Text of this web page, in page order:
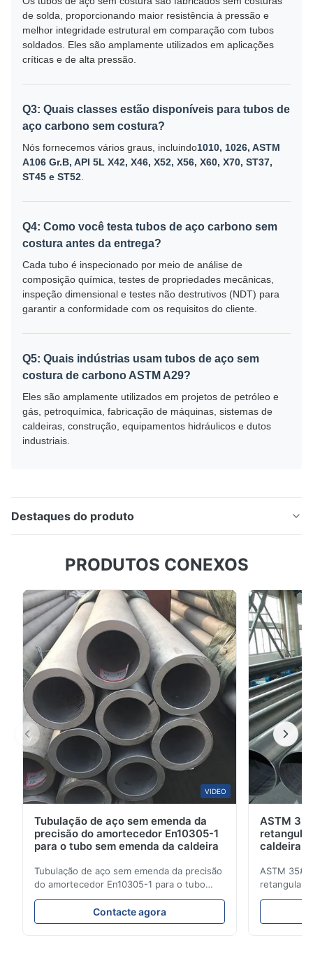
de solda, proporcionando maior resistência à pressão e
melhor integridade estrutural em comparação com tubos
soldados. Eles são amplamente utilizados em aplicações
críticas e de alta pressão.
Q3: Quais classes estão disponíveis para tubos de
aço carbono sem costura?
Nós fornecemos vários graus, incluindo1010, 1026, ASTM
A106 Gr.B, API 5L X42, X46, X52, X56, X60, X70, ST37,
ST45 e ST52.
Q4: Como você testa tubos de aço carbono sem
costura antes da entrega?
Cada tubo é inspecionado por meio de análise de
composição química, testes de propriedades mecânicas,
inspeção dimensional e testes não destrutivos (NDT) para
garantir a conformidade com os requisitos do cliente.
Q5: Quais indústrias usam tubos de aço sem
costura de carbono ASTM A29?
Eles são amplamente utilizados em projetos de petróleo e
gás, petroquímica, fabricação de máquinas, sistemas de
caldeiras, construção, equipamentos hidráulicos e dutos
industriais.
Destaques do produto
tubulação laminada a alta temperatura do petróleo e
ASTM A29 1010 é um tubo de aço carbono sem
costura de alta qualidade fabricado a partir de aço de
baixo carbono grau 1010. É produzido através de um
PRODUTOS CONEXOS
VIDEO
Tubulação de aço sem emenda da
precisão do amortecedor En10305-1
para o tubo sem emenda da caldeira
Tubulação de aço sem emenda da precisão
do amortecedor En10305-1 para o tubo
sem emenda da caldeira Tubos de aço da
precisão sem emenda Para para ser usado
nas peças de sistema hidráulico, de
Contacte agora
ASTM
caldeira
ASTM 35#
retangular
316
óleo, do